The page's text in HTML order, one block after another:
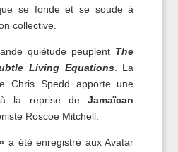
se fonde et se soude à
collective.
quiétude peuplent The
Living Equations. La
Chris Spedd apporte une
à la reprise deJamaïcan
Roscoe Mitchell.
a été enregistré aux Avatar